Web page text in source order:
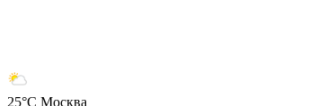
25°С Москва